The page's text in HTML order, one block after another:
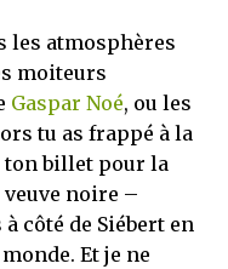
les atmosphères
moiteurs
Gaspar Noé, ou les
tu as frappé à la
ton billet pour la
noire –
côté de Siébert en
Et je ne